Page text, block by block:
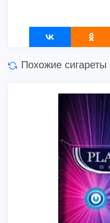
Похожие сигареты